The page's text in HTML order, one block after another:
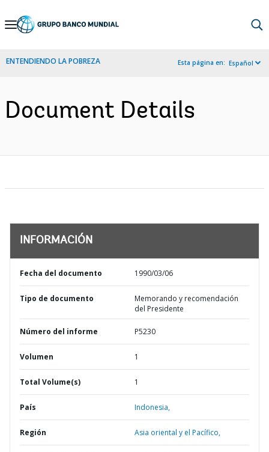
Skip
Navigation
ENTENDIENDO LA POBREZA Esta página en: Español
Document Details
INFORMACIÓN
Fecha del documento 1990/03/06
Tipo de documento
Memorando y recomendación
del Presidente
Número del informe P5230
Volumen 1
Total Volume(s) 1
País Indonesia,
Región Asia oriental y el Pacífico,